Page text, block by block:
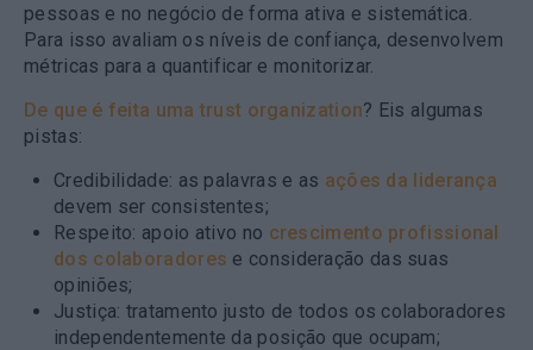
pessoas e no negócio de forma ativa e sistemática.
Para isso avaliam os níveis de confiança, desenvolvem
métricas para a quantificar e monitorizar.
De que é feita uma trust organization? Eis algumas
pistas:
Credibilidade: as palavras e as ações da liderança
devem ser consistentes;
Respeito: apoio ativo no crescimento profissional
dos colaboradores e consideração das suas
opiniões;
Justiça: tratamento justo de todos os colaboradores
independentemente da posição que ocupam;